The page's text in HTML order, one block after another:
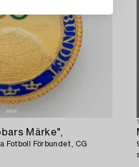
Märke",
Fotboll Förbundet, CG